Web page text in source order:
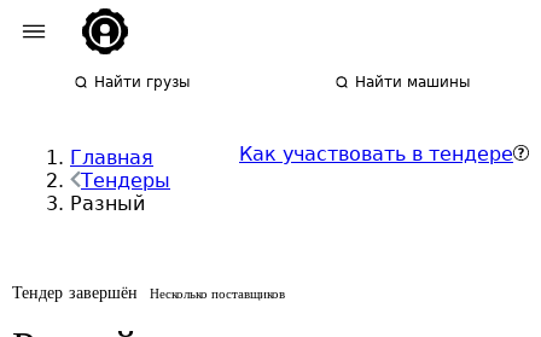
Найти грузы Найти машины
Главная
Тендеры
Разный
Как участвовать в тендере
Тендер завершён Несколько поставщиков